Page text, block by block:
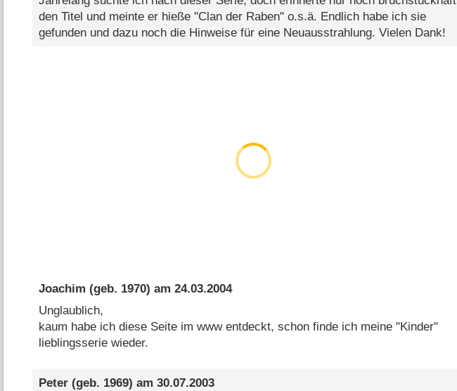
den Titel und meinte er hieße "Clan der Raben" o.s.ä. Endlich habe ich sie
gefunden und dazu noch die Hinweise für eine Neuausstrahlung. Vielen Dank!
Joachim (geb. 1970) am 24.03.2004
Unglaublich,
kaum habe ich diese Seite im www entdeckt, schon finde ich meine "Kinder"
lieblingsserie wieder.
Peter(geb. 1969) am 30.07.2003